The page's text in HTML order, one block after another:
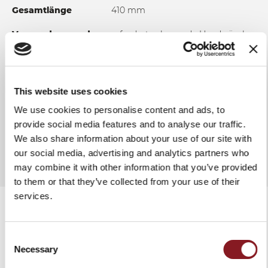
This website uses cookies
We use cookies to personalise content and ads, to
provide social media features and to analyse our traffic.
We also share information about your use of our site with
our social media, advertising and analytics partners who
may combine it with other information that you’ve provided
to them or that they’ve collected from your use of their
services.
Selection
Necessary
Gesamtlänge 410 mm
Verwendung und
Wartung
erfordert schonende Handwäsche
und regelmäßiges Einölen zur
Erhaltung der Antihaftoberfläche
ZUR VERGLEICHSLISTE HINZUFÜGEN
VERWANDTE PRODUKTE
und erhalten Sie sofort einen Rabattcode von